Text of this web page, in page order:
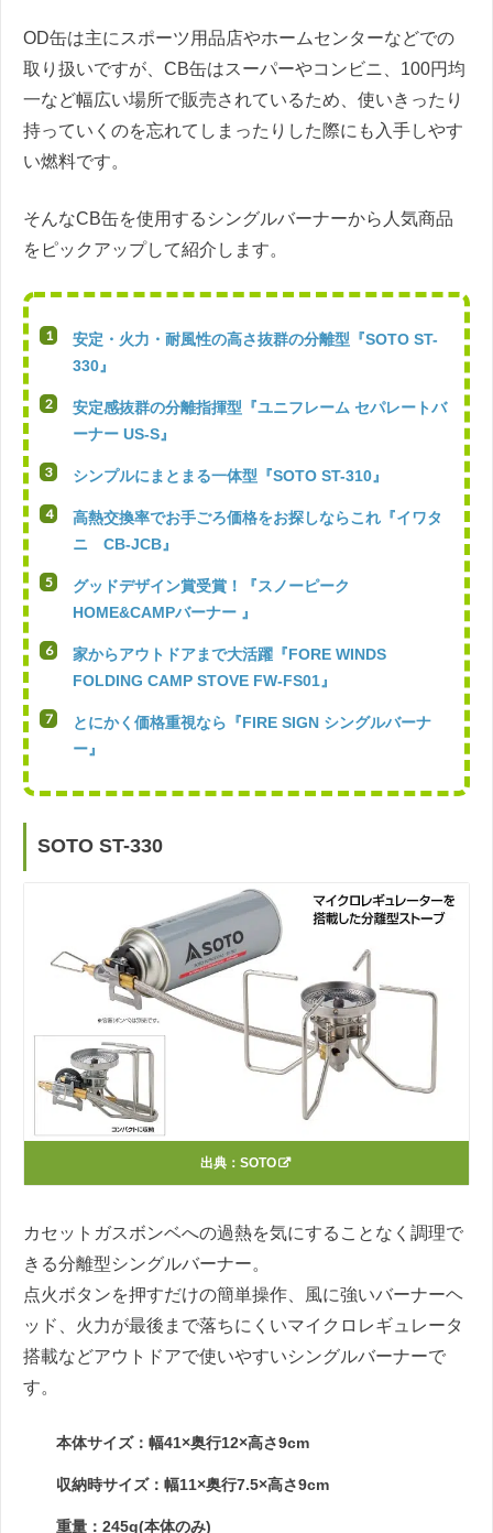
OD缶は主にスポーツ用品店やホームセンターなどでの
取り扱いですが、CB缶はスーパーやコンビニ、100円均
一など幅広い場所で販売されているため、使いきったり
持っていくのを忘れてしまったりした際にも入手しやす
い燃料です。
そんなCB缶を使用するシングルバーナーから人気商品
をピックアップして紹介します。
安定・火力・耐風性の高さ抜群の分離型『SOTO ST-
330』
安定感抜群の分離指揮型『ユニフレーム セパレートバ
ーナー US-S』
シンプルにまとまる一体型『SOTO ST-310』
高熱交換率でお手ごろ価格をお探しならこれ『イワタ
ニ CB-JCB』
グッドデザイン賞受賞！『スノーピーク
HOME&CAMPバーナー 』
家からアウトドアまで大活躍『FORE WINDS
FOLDING CAMP STOVE FW-FS01』
とにかく価格重視なら『FIRE SIGN シングルバーナ
ー』
SOTO ST-330
出典： SOTO
カセットガスボンベへの過熱を気にすることなく調理で
きる分離型シングルバーナー。
点火ボタンを押すだけの簡単操作、風に強いバーナーヘ
ッド、火力が最後まで落ちにくいマイクロレギュレータ
搭載などアウトドアで使いやすいシングルバーナーで
す。
本体サイズ：幅41×奥行12×高さ9cm
収納時サイズ：幅11×奥行7.5×高さ9cm
重量：245g(本体のみ)